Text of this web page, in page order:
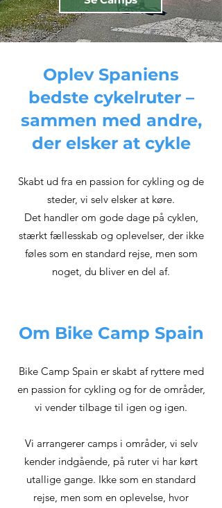
Oplev Spaniens
bedste cykelruter –
sammen med andre,
der elsker at cykle
Skabt ud fra en passion for cykling og de
steder, vi selv elsker at køre.
Det handler om gode dage på cyklen,
stærkt fællesskab og oplevelser, der ikke
føles som en standard rejse, men som
noget, du bliver en del af.
Om Bike Camp Spain
Bike Camp Spain er skabt af ryttere med
en passion for cykling og for de områder,
vi vender tilbage til igen og igen.
Vi arrangerer camps i områder, vi selv
kender indgående, på ruter vi har kørt
utallige gange. Ikke som en standard
rejse, men som en oplevelse, hvor